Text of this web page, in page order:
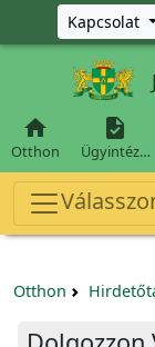
Ugrás a főKapcsolat

Otthon

Ügyintéz…
Otthon